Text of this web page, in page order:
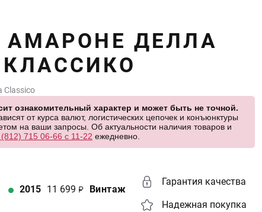
АМАРОНЕ ДЕЛЛА
Classico
ознакомительный характер и может быть не точной.
от курса валют, логистических цепочек и конъюнктуры
на ваши запросы. Об актуальности наличия товаров и
715 06-66 с 11-22 ежедневно.
2015 11 699 Винтаж
Гарантия качества
Надежная покупка